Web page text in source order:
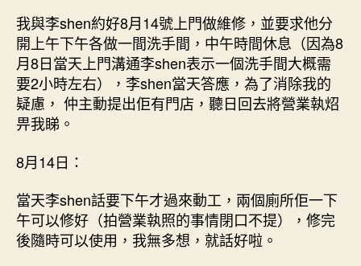
我與李shen約好8月14號上門做維修，並要求他分
開上午下午各做一間洗手間，中午時間休息（因為8
月8日當天上門溝通李shen表示一個洗手間大概需
要2小時左右），李shen當天答應，為了消除我的
疑慮， 仲主動提出佢有門店，聽日回去將營業執炤
畀我睇。
8月14日：
當天李shen話要下午才過來動工，兩個廁所佢一下
午可以修好（拍營業執照的事情閉口不提），修完
後隨時可以使用，我無多想，就話好啦。